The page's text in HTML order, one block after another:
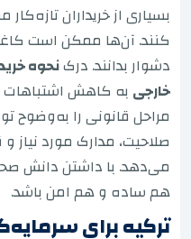
بسیاری از خریداران
کنند. آن‌ها ممکن است
دشوار بدانند. درکنحوه
خارجی به کاهش اشتباهات
مراحل قانونی را
صلاحیت، مدارک مورد نیاز
می‌دهد. با داشتن دانش
هم ساده و هم امن باشد.
ترکیه برای